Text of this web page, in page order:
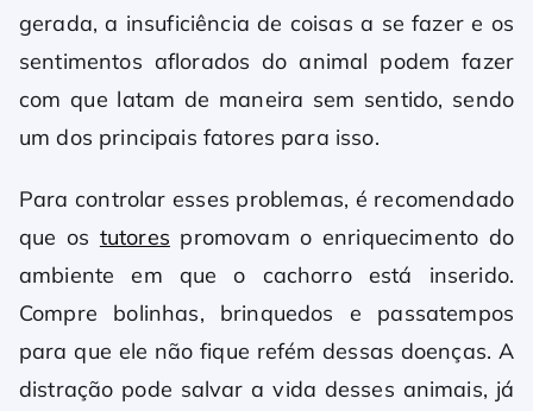
gerada, a insuficiência de coisas a se fazer e os
sentimentos aflorados do animal podem fazer
com que latam de maneira sem sentido, sendo
um dos principais fatores para isso.
Para controlar esses problemas, é recomendado
que os tutores promovam o enriquecimento do
ambiente em que o cachorro está inserido.
Compre bolinhas, brinquedos e passatempos
para que ele não fique refém dessas doenças. A
distração pode salvar a vida desses animais, já